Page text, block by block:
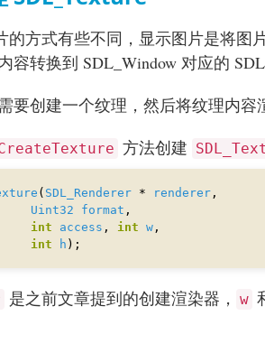
的方式有些不同，显示图片是将图
容转换到 SDL_Window 对应的
要创建一个纹理，然后将纹理内
方法创建
( SDL_Renderer * renderer
Uint32
format
int
access , int w
int
h
是之前文章提到的创建渲染器， w